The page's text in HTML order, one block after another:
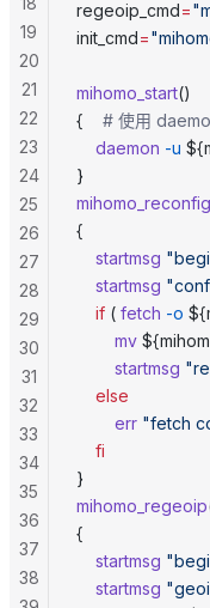
regeoip_cmd=
init_cmd=
mihomo_start()
{ # 使用
	daemon
-u
}
mihomo_reconfig
{
	startmsg
	startmsg
	if
( fetch -o
		mv
        startmsg
	else
		err
"fetch
	fi
}
mihomo_regeoip
{
	startmsg
	startmsg
19
20
21
22
23
24
25
26
27
28
29
30
31
32
33
34
35
36
37
38